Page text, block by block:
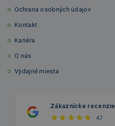
Ochrana osobných údajov
Kontakt
Kariéra
O nás
Výdajné miesta
Zákaznícke recenzie
4,7